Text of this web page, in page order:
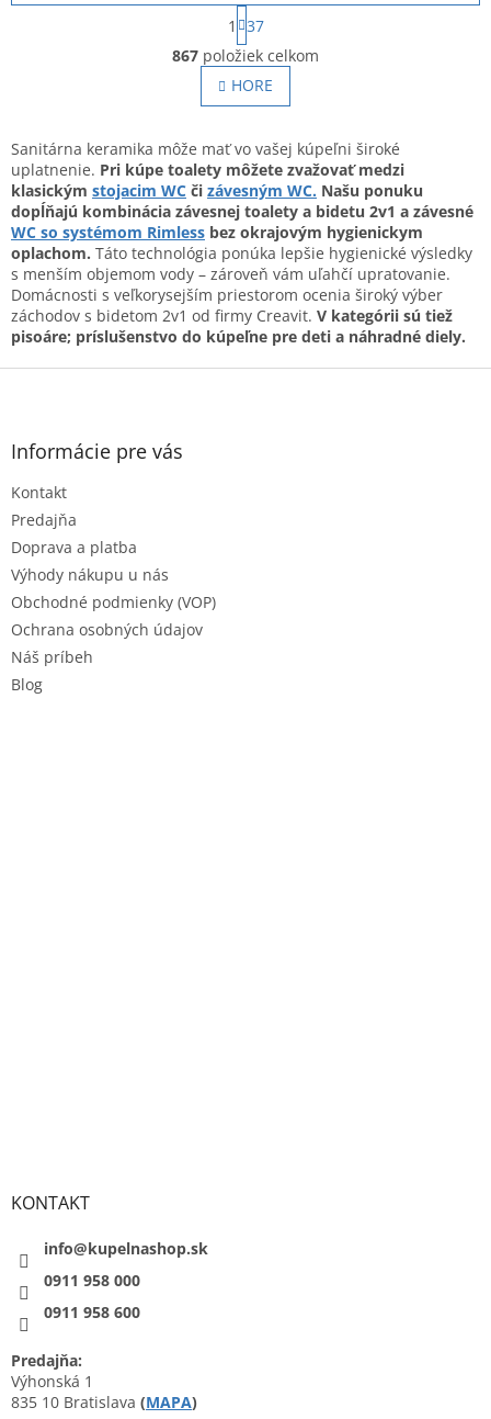
O
v
l
á
a
c
i
e
p
r
v
k
y
v
S
t
r
á
n
k
v
a
n
i
e
1
37
867 položiek celkom
HORE
Sanitárna keramika môže mať vo vašej kúpeľni široké
uplatnenie. Pri kúpe toalety môžete zvažovať medzi
klasickým stojacim WC či závesným WC. Našu ponuku
dopĺňajú kombinácia závesnej toalety a bidetu 2v1 a závesné
WC so systémom Rimless bez okrajovým hygienickym
oplachom. Táto technológia ponúka lepšie hygienické výsledky
s menším objemom vody – zároveň vám uľahčí upratovanie.
Domácnosti s veľkorysejším priestorom ocenia široký výber
záchodov s bidetom 2v1 od firmy Creavit. V kategórii sú tiež
pisoáre; príslušenstvo do kúpeľne pre deti a náhradné diely.
Z
Informácie pre vás
Kontakt
Predajňa
Doprava a platba
Výhody nákupu u nás
Obchodné podmienky (VOP)
Ochrana osobných údajov
Náš príbeh
Blog
KONTAKT
info@kupelnashop.sk
0911 958 000
0911 958 600
Predajňa:
Výhonská 1
835 10 Bratislava (MAPA)